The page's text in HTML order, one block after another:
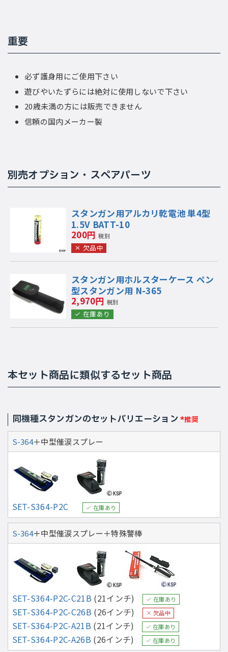
重要
必ず護身用にご使用下さい
遊びやいたずらには絶対に使用しないで下さい
20歳未満の方には販売できません
信頼の国内メーカー製
別売オプション・スペアパーツ
スタンガン用アルカリ乾電池 単4型
1.5V BATT-10
200円 税別
欠品中
スタンガン用ホルスターケース ペン
型スタンガン用 N-365
2,970円 税別
在庫あり
本セット商品に類似するセット商品
同機種スタンガンのセットバリエーション *推奨
S-364＋中型催涙スプレー
SET-S364-P2C 在庫あり
S-364＋中型催涙スプレー＋特殊警棒
SET-S364-P2C-C21B (21インチ) 在庫あり
SET-S364-P2C-C26B (26インチ) 欠品中
SET-S364-P2C-A21B (21インチ) 在庫あり
SET-S364-P2C-A26B (26インチ) 在庫あり